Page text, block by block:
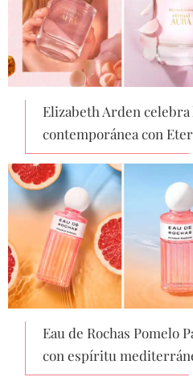
Elizabeth Arden
contemporánea con
Eau de Rochas Pomelo
con espíritu